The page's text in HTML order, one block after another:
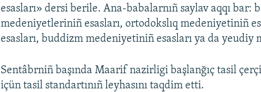
esasları» dersi berile. Ana-babalarnıñ saylav aqqı
medeniyetleriniñ esasları, ortodokslıq medeniyetiniñ
esasları, buddizm medeniyetiniñ esasları ya da yeudiy
Sentâbrniñ başında Maarif nazirligi başlanğıç tasil
içün tasil standartınıñ leyhasını taqdim etti.